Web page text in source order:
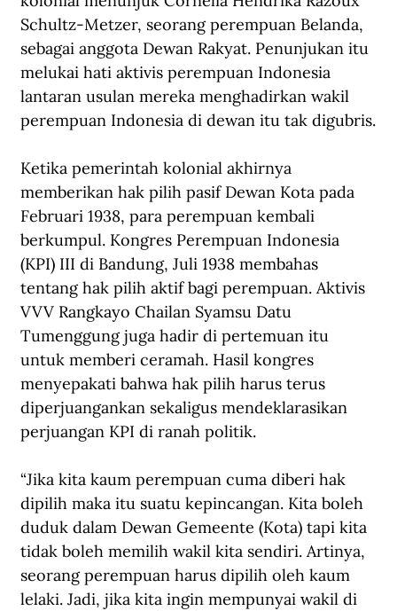
Schultz-Metzer, seorang perempuan Belanda,
sebagai anggota Dewan Rakyat. Penunjukan itu
melukai hati aktivis perempuan Indonesia
lantaran usulan mereka menghadirkan wakil
perempuan Indonesia di dewan itu tak digubris.
Ketika pemerintah kolonial akhirnya
memberikan hak pilih pasif Dewan Kota pada
Februari 1938, para perempuan kembali
berkumpul. Kongres Perempuan Indonesia
(KPI) III di Bandung, Juli 1938 membahas
tentang hak pilih aktif bagi perempuan. Aktivis
VVV Rangkayo Chailan Syamsu Datu
Tumenggung juga hadir di pertemuan itu
untuk memberi ceramah. Hasil kongres
menyepakati bahwa hak pilih harus terus
diperjuangankan sekaligus mendeklarasikan
perjuangan KPI di ranah politik.
“Jika kita kaum perempuan cuma diberi hak
dipilih maka itu suatu kepincangan. Kita boleh
duduk dalam Dewan Gemeente (Kota) tapi kita
tidak boleh memilih wakil kita sendiri. Artinya,
seorang perempuan harus dipilih oleh kaum
lelaki. Jadi, jika kita ingin mempunyai wakil di